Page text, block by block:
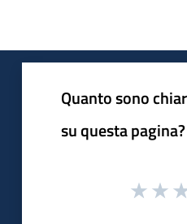
Quanto sono
su questa pagina?